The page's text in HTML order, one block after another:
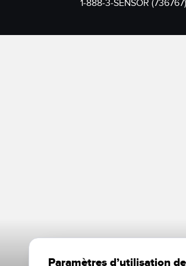
1-888-3-SENSOR (736767)
Paramètres d’utilisation